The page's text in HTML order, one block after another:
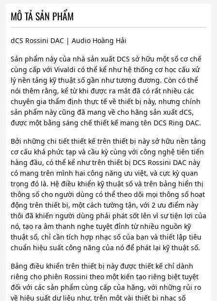
MÔ TẢ SẢN PHẨM
dCS Rossini DAC | Audio Hoàng Hải
Sản phẩm này của nhà sản xuất DCS sở hữu một số cơ chế
cùng cấp với Vivaldi có thể kể như hệ thống cơ học cấu xử
lý nền tảng kỹ thuật số gần như tương đương. Còn có thể
nói thêm rằng, kể từ khi được ra mắt đã có rất nhiều các
chuyên gia thẩm định thực tế về thiết bị này, nhưng chính
sản phẩm này cũng đã mang về cho hãng sản xuất dCS,
được một bằng sáng chế thiết kế mang tên DCS Ring DAC.
Bởi những chi tiết thiết kế trên thiết bị này sở hữu nền tảng
cơ cấu khá phức tạp và cầu kỳ cùng với công nghệ tiên tiến
hàng đầu, có thể kể như trên thiết bị DCS Rossini DAC này
có mang trên mình hai công năng ưu việt, và cực kỳ quan
trọng đó là. Hệ điều khiển kỹ thuật số và trên bảng hiển thị
thông số cho người dùng có thể theo dõi mọi thông số hoạt
động trên thiết bị, một cách tường tận, với 2 ưu điểm này
thôi đã khiến người dùng phải phát sốt lên vì sự tiện lợi của
nó, tạo ra âm thanh nghe tuyệt đỉnh từ nhiều nguồn kỹ
thuật số, chỉ cần tích hợp nhạc số của bạn và thiết lập tiêu
chuẩn hiệu suất công năng của nó để phát lại kỹ thuật số.
Bảng điều khiển trên thiết bị này được thiết kế chỉ dành
riêng cho phiên Rossini theo một kiến tạo riêng biệt tuyệt
đối với các sản phẩm cùng cấp của hãng, với những rủi ro
về hiệu suất dư liệu như, trên một vài thiết bị nhạc số